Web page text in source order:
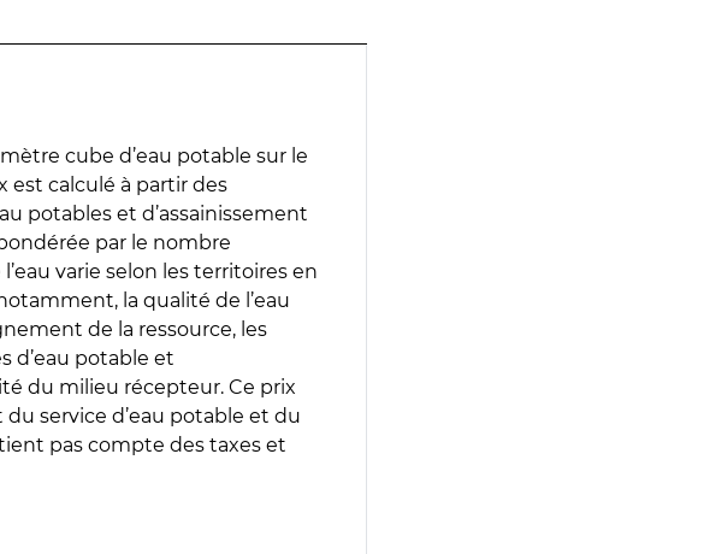
cube d’eau potable sur le
est calculé à partir des
potables et d’assainissement
par le nombre
varie selon les territoires en
la qualité de l’eau
de la ressource, les
d’eau potable et
du milieu récepteur. Ce prix
service d’eau potable et du
pas compte des taxes et